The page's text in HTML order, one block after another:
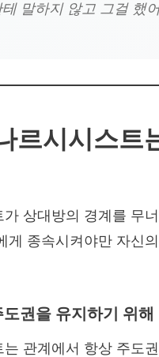
말하지 않고 그걸 했
르시시스트
가 상대방의 경계를 무
게 종속시켜야만 자신
권을 유지하기 위해
는 관계에서 항상 주도